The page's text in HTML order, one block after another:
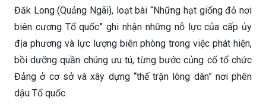
Đăk Long (Quảng Ngãi), loạt bài “Những hạt giống đỏ nơi
biên cương Tổ quốc” ghi nhận những nỗ lực của cấp ủy
địa phương và lực lượng biên phòng trong việc phát hiện,
bồi dưỡng quần chúng ưu tú, từng bước củng cố tổ chức
Đảng ở cơ sở và xây dựng “thế trận lòng dân” nơi phên
dậu Tổ quốc.